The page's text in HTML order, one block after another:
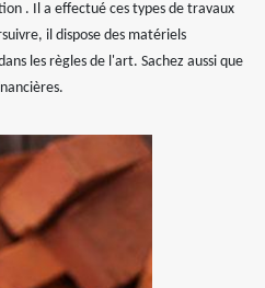
. Il a effectué ces types de travaux
il dispose des matériels
les règles de l'art. Sachez aussi que